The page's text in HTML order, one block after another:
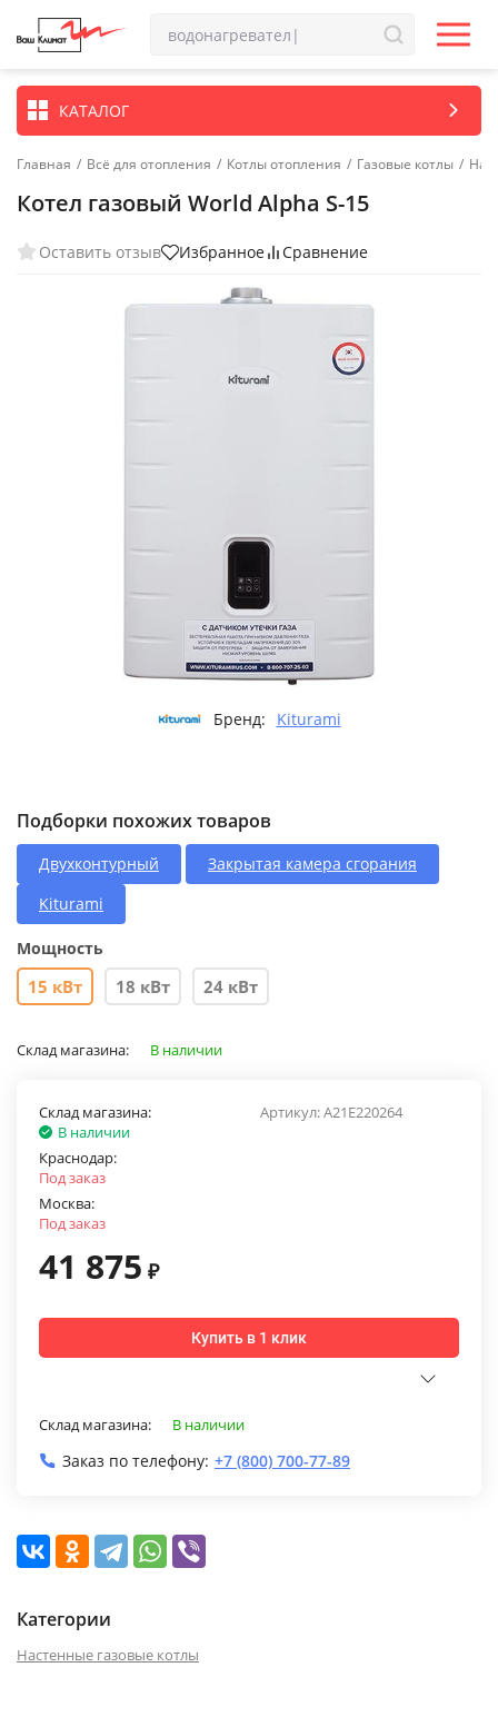
КАТАЛОГ
Главная / Всё для отопления / Котлы отопления / Газовые котлы /
Котел газовый World Alpha S-15
Оставить отзыв Избранное Сравнение
Бренд: Kiturami
Подборки похожих товаров
Двухконтурный
Закрытая камера сгорания
Kiturami
Мощность
15 кВт 18 кВт 24 кВт
Склад магазина: В наличии
Артикул:A21E220264
Склад магазина:
В наличии
Краснодар:
Под заказ
Москва:
Под заказ
41 875 ₽
Купить в 1 клик
Склад магазина: В наличии
Заказ по телефону: +7 (800) 700-77-89
Категории
Настенные газовые котлы